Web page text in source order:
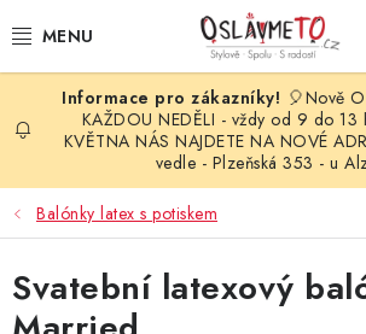
na
OSLAVA NAROZENIN
STYLOVÁ PARTY
DEKORACE A VÝZDOBA
BALÓNKY
🎈Nově
KAŽDOU NEDĚLI - vždy od 9 do 13
KVĚTNA NÁS NAJDETE NA NOVÉ
vedle - Plzeňská 353 - u
Balónky latex s potiskem
Svatební latexový